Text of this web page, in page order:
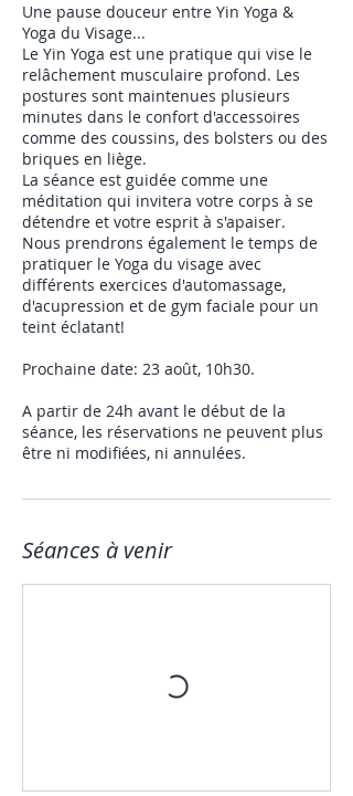
Une pause douceur entre Yin Yoga &
Yoga du Visage...
Le Yin Yoga est une pratique qui vise le
relâchement musculaire profond. Les
postures sont maintenues plusieurs
minutes dans le confort d'accessoires
comme des coussins, des bolsters ou des
briques en liège.
La séance est guidée comme une
méditation qui invitera votre corps à se
détendre et votre esprit à s'apaiser.
Nous prendrons également le temps de
pratiquer le Yoga du visage avec
différents exercices d'automassage,
d'acupression et de gym faciale pour un
teint éclatant!
Prochaine date: 23 août, 10h30.
A partir de 24h avant le début de la
séance, les réservations ne peuvent plus
être ni modifiées, ni annulées.
Séances à venir